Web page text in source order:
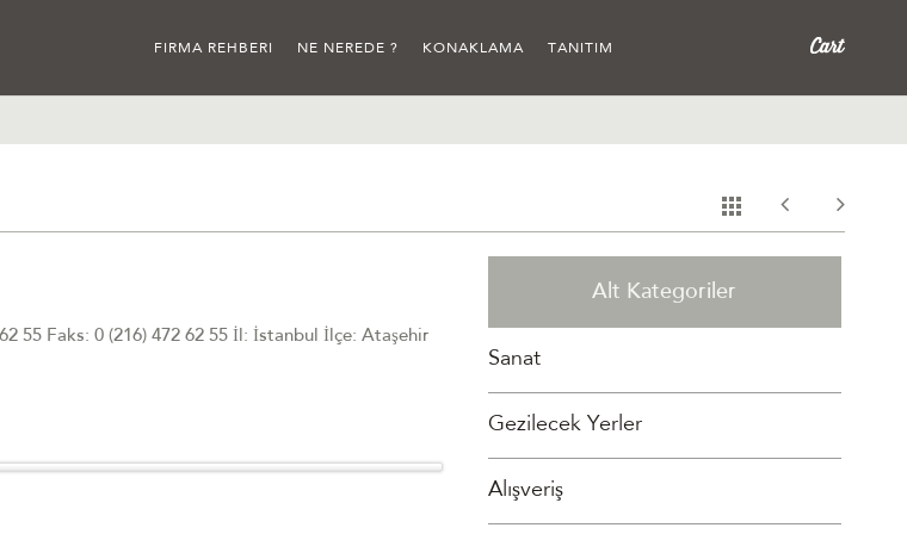
FIRMA REHBERI NE NEREDE ? KONAKLAMA TANITIM
55 Faks: 0 (216) 472 62 55 İl: İstanbul İlçe: Ataşehir
Alt Kategoriler
Sanat
Gezilecek Yerler
Alışveriş